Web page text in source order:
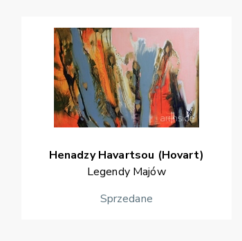
Henadzy Havartsou (Hovart)
Legendy Majów
Sprzedane